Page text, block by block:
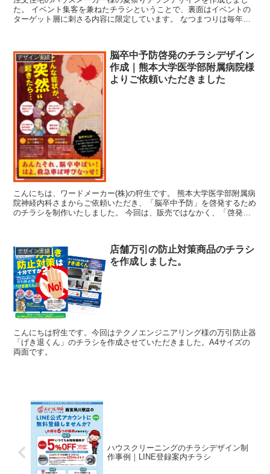
た。 イベント集客を兼ねたチラシということで、裏面はイベントの
ターゲット層に刺さる内容に限定しています。 なつまつりは毎年開
デザイン実績
脳卒中予防啓発のチラシデザイン
作成｜熊本大学医学部附属病院様
よりご依頼いただきました
こんにちは、ワードメーカー(株)の狩生です。 熊本大学医学部附属病
院神経内科さまからご依頼いただき、「脳卒中予防」を啓発するため
のチラシを制作いたしました。 今回は、販売ではなかく、「啓発」
デザイン実績
店舗万引の防止対策商品のチラシ
を作成しました。
こんにちは狩生です。今回はテクノエンジニアリング様の万引防止器
「げき退くん」のチラシを作成させていただきました。A4サイズの
両面です。
ハウスクリーニングのチラシデザイン制
作事例｜LINE登録案内チラシ